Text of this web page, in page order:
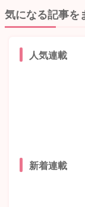
気になる記事を
人気連載
新着連載